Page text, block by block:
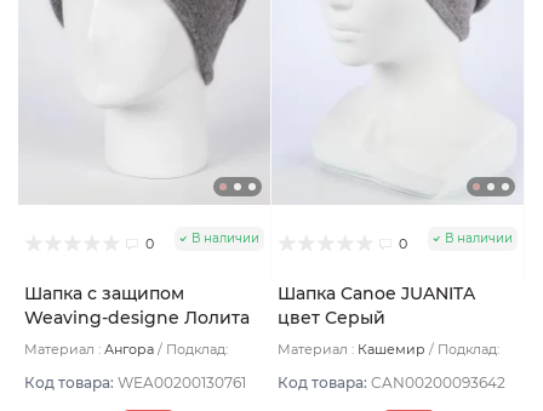
0 В наличии
Шапка с защипом
Weaving-designe Лолита
цвет Дымка
Материал : Ангора
Подклад:
Код товара: WEA00200130761
0 В наличии
Шапка Canoe JUANITA
цвет Серый
Материал : Кашемир
Подклад:
Код товара: CAN00200093642